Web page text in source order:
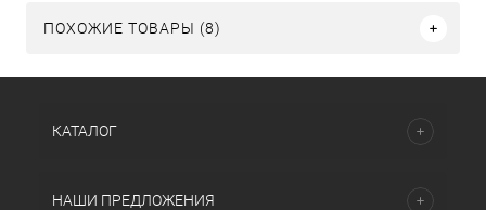
ПОХОЖИЕ ТОВАРЫ (8)
КАТАЛОГ
НАШИ ПРЕДЛОЖЕНИЯ